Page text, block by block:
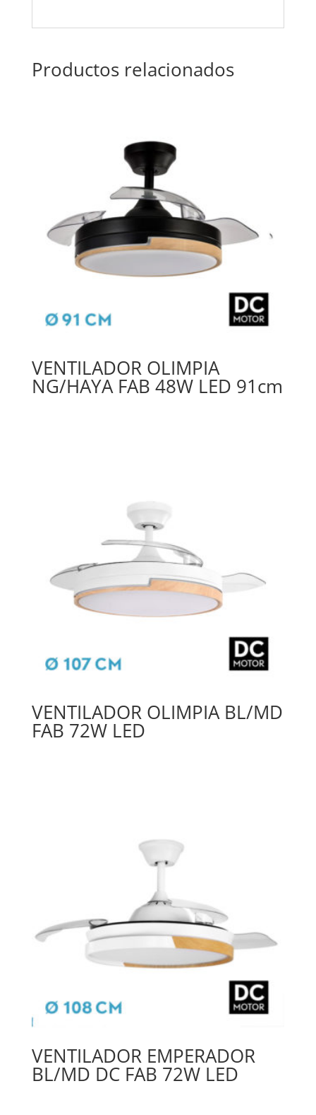
Productos relacionados
VENTILADOR OLIMPIA
NG/HAYA FAB 48W LED 91cm
VENTILADOR OLIMPIA BL/MD
FAB 72W LED
VENTILADOR EMPERADOR
BL/MD DC FAB 72W LED